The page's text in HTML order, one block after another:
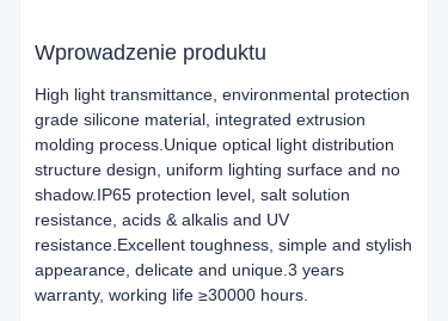
Wprowadzenie produktu
High light transmittance, environmental protection
grade silicone material, integrated extrusion
molding process.Unique optical light distribution
structure design, uniform lighting surface and no
shadow.IP65 protection level, salt solution
resistance, acids & alkalis and UV
resistance.Excellent toughness, simple and stylish
appearance, delicate and unique.3 years
warranty, working life ≥30000 hours.